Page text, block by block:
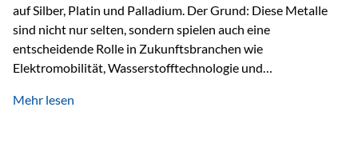
auf Silber, Platin und Palladium. Der Grund: Diese Metalle
sind nicht nur selten, sondern spielen auch eine
entscheidende Rolle in Zukunftsbranchen wie
Elektromobilität, Wasserstofftechnologie und
Faktoren für Investoren – begrenztes Angebot und
Mehr lesen